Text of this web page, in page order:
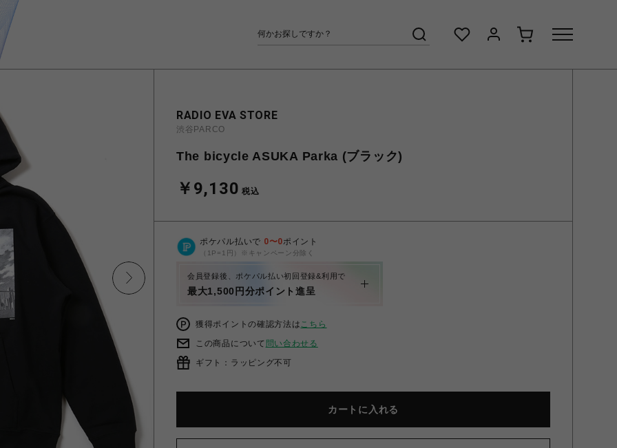
RADIO EVA STORE
渋谷PARCO
The bicycle ASUKA Parka (ブラック)
￥9,130 税込
ポケパル払いで 0〜0ポイント
（1P=1円）※キャンペーン分除く
会員登録後、ポケパル払い初回登録&利用で
最大1,500円分ポイント進呈
獲得ポイントの確認方法はこちら
この商品について 問い合わせる
ギフト：ラッピング不可
カートに入れる